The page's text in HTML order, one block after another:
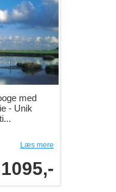
med
- Unik
Læs mere
1095,-